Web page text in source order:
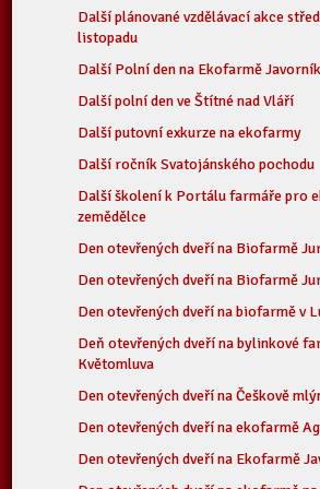
Další plánované vzdělávací akce
listopadu
Další Polní den na Ekofarmě Javorník
Další polní den ve Štítné nad Vláří
Další putovní exkurze na ekofarmy
Další ročník Svatojánského pochodu
Další školení k Portálu farmáře pro
zemědělce
Den otevřených dveří na Biofarmě
Den otevřených dveří na Biofarmě
Den otevřených dveří na biofarmě v
Deň otevřených dveří na bylinkové
Květomluva
Den otevřených dveří na Češkově
Den otevřených dveří na ekofarmě
Den otevřených dveří na Ekofarmě